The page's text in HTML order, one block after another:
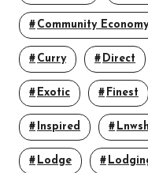
Community Economy
Curry Direct
Exotic Finest
Inspired
Lodge